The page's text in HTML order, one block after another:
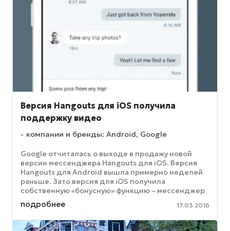
Версия Hangouts для iOS получила
поддержку видео
компании и бренды: Android, Google
Google отчиталась о выходе в продажу новой
версии мессенджера Hangouts для iOS. Версия
Hangouts для Android вышла примерно неделей
раньше. Зато версия для iOS получила
собственную «бонусную» функцию – мессенджер
научился воспроизводить видеоролики ...
подробнее 17.03.2016